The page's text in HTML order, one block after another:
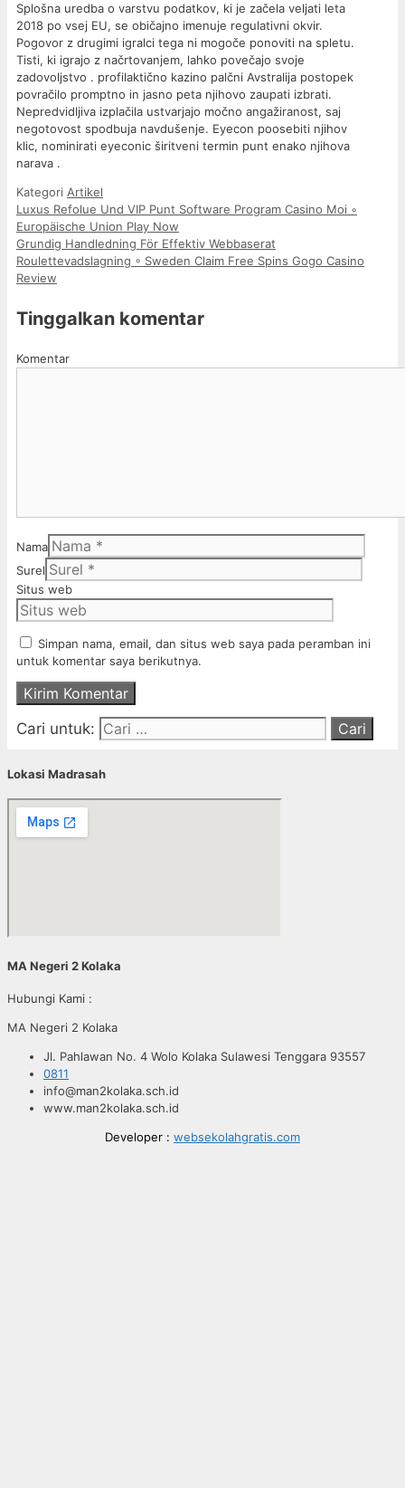
Splošna uredba o varstvu podatkov, ki je začela veljati leta
2018 po vsej EU, se običajno imenuje regulativni okvir.
Pogovor z drugimi igralci tega ni mogoče ponoviti na spletu.
Tisti, ki igrajo z načrtovanjem, lahko povečajo svoje
zadovoljstvo . profilaktično kazino palčni Avstralija postopek
povračilo promptno in jasno peta njihovo zaupati izbrati.
Nepredvidljiva izplačila ustvarjajo močno angažiranost, saj
negotovost spodbuja navdušenje. Eyecon poosebiti njihov
klic, nominirati eyeconic širitveni termin punt enako njihova
narava .
Kategori Artikel
Luxus Refolue Und VIP Punt Software Program Casino Moi ◦
Europäische Union Play Now
Grundig Handledning För Effektiv Webbaserat
Roulettevadslagning ◦ Sweden Claim Free Spins Gogo Casino
Review
Tinggalkan komentar
Komentar
Nama
Surel
Situs web
Simpan nama, email, dan situs web saya pada peramban ini
untuk komentar saya berikutnya.
Cari untuk:
Lokasi Madrasah
MA Negeri 2 Kolaka
Hubungi Kami :
MA Negeri 2 Kolaka
Jl. Pahlawan No. 4 Wolo Kolaka Sulawesi Tenggara 93557
0811
info@man2kolaka.sch.id
www.man2kolaka.sch.id
Developer : websekolahgratis.com